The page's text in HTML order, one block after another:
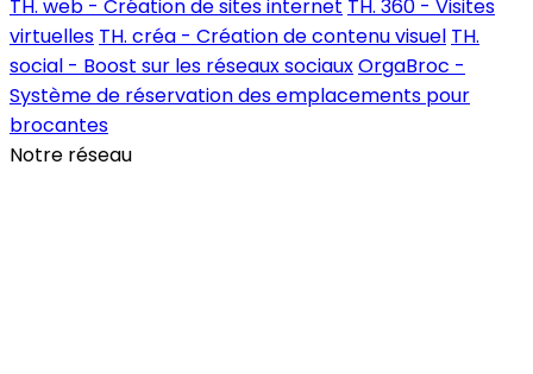
TH. web - Création de sites internet TH. 360 - Visites
virtuelles TH. créa - Création de contenu visuel TH.
social - Boost sur les réseaux sociauxOrgaBroc -
Système de réservation des emplacements pour
brocantes
Notre réseau